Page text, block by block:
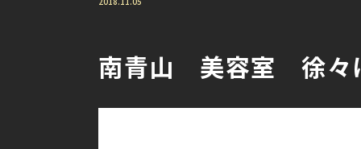
南青山 美容室 徐々